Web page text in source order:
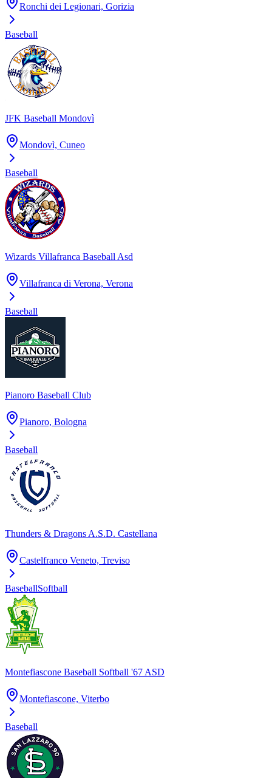
Ronchi dei Legionari, Gorizia
Baseball
JFK Baseball Mondovì
Mondovì, Cuneo
Baseball
Wizards Villafranca Baseball Asd
Villafranca di Verona, Verona
Baseball
Pianoro Baseball Club
Pianoro, Bologna
Baseball
Thunders & Dragons A.S.D. Castellana
Castelfranco Veneto, Treviso
BaseballSoftball
Montefiascone Baseball Softball '67 ASD
Montefiascone, Viterbo
Baseball